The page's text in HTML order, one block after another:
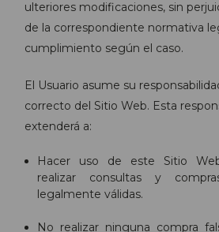
ulteriores modificaciones, sin
de la correspondiente normativa
cumplimiento según el caso.
El Usuario asume su
correcto del Sitio Web. Esta
extenderá a:
Hacer uso de este Sitio
realizar consultas y
legalmente válidas.
No realizar ninguna compra